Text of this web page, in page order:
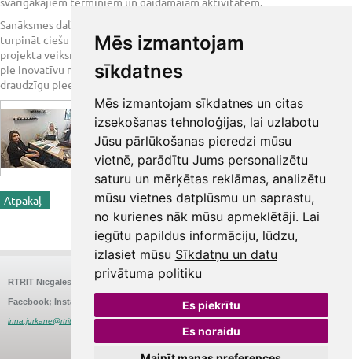
Mēs izmantojam
sīkdatnes
Mēs izmantojam sīkdatnes un citas
izsekošanas tehnoloģijas, lai uzlabotu
Jūsu pārlūkošanas pieredzi mūsu
vietnē, parādītu Jums personalizētu
saturu un mērķētas reklāmas, analizētu
mūsu vietnes datplūsmu un saprastu,
no kurienes nāk mūsu apmeklētāji. Lai
iegūtu papildus informāciju, lūdzu,
izlasiet mūsu Sīkdatņu un datu
privātuma politiku
Es piekrītu
Es noraidu
Sanāksmes dalībnieki uzsvēra sadarbības nozīmīgumu un vienojās
turpināt ciešu komunikāciju, lai dalītos ar pieredzi un nodrošinātu
projekta veiksmīgu attīstību. Tika izteikta apņemšanās turpināt darbu
pie inovatīvu risinājumu meklēšanas, kas veicinātu ilgtspējīgu un videi
draudzīgu pieeju pārtikas izmantošanā izglītības iestādēs.
Atpakaļ << Iepriekšējā ziņa Nākamā ziņa >>
Share
RTRIT Nīcgales Nīcgales iela 26, RīgaE-pasts: rtrit@rtrit.lv
Facebook; Instagram: Struktūrvienības vadītāja: Inna Jurkāne
inna.jurkane@rtrit.lv